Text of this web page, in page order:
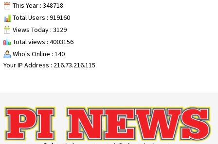
This Year : 348718
Total Users : 919160
Views Today : 3129
Total views : 4003156
Who's Online : 140
Your IP Address : 216.73.216.115